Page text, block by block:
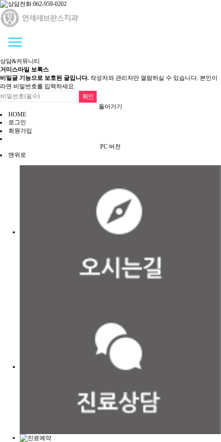
상담&커뮤니티
거미스마일 보톡스
비밀글 기능으로 보호된 글입니다. 작성자와 관리자만 열람하실 수 있습니다. 본인이
라면 비밀번호를 입력하세요.
돌아가기
HOME
로그인
회원가입
PC 버전
맨위로